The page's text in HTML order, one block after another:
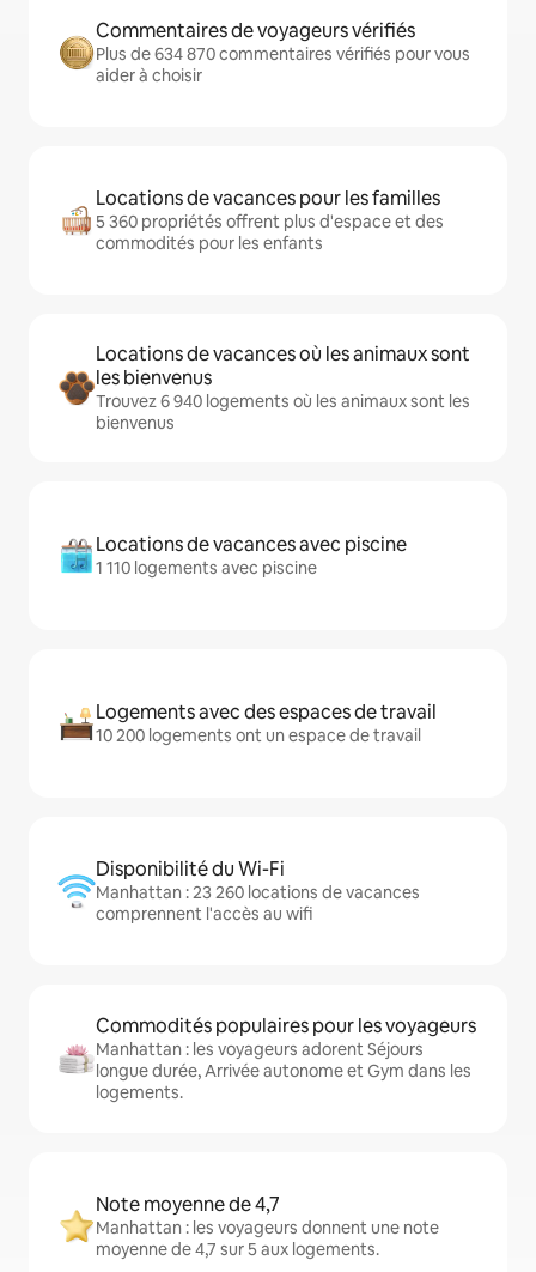
Commentaires de voyageurs vérifiés
Plus de 634 870 commentaires vérifiés pour vous
aider à choisir
Locations de vacances pour les familles
5 360 propriétés offrent plus d'espace et des
commodités pour les enfants
Locations de vacances où les animaux sont
les bienvenus
Trouvez 6 940 logements où les animaux sont les
bienvenus
Locations de vacances avec piscine
1 110 logements avec piscine
Logements avec des espaces de travail
10 200 logements ont un espace de travail
Disponibilité du Wi-Fi
Manhattan : 23 260 locations de vacances
comprennent l'accès au wifi
Commodités populaires pour les voyageurs
Manhattan : les voyageurs adorent Séjours
longue durée, Arrivée autonome et Gym dans les
logements.
Note moyenne de 4,7
Manhattan : les voyageurs donnent une note
moyenne de 4,7 sur 5 aux logements.